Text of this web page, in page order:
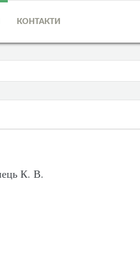
КОНТАКТИ
К. В.